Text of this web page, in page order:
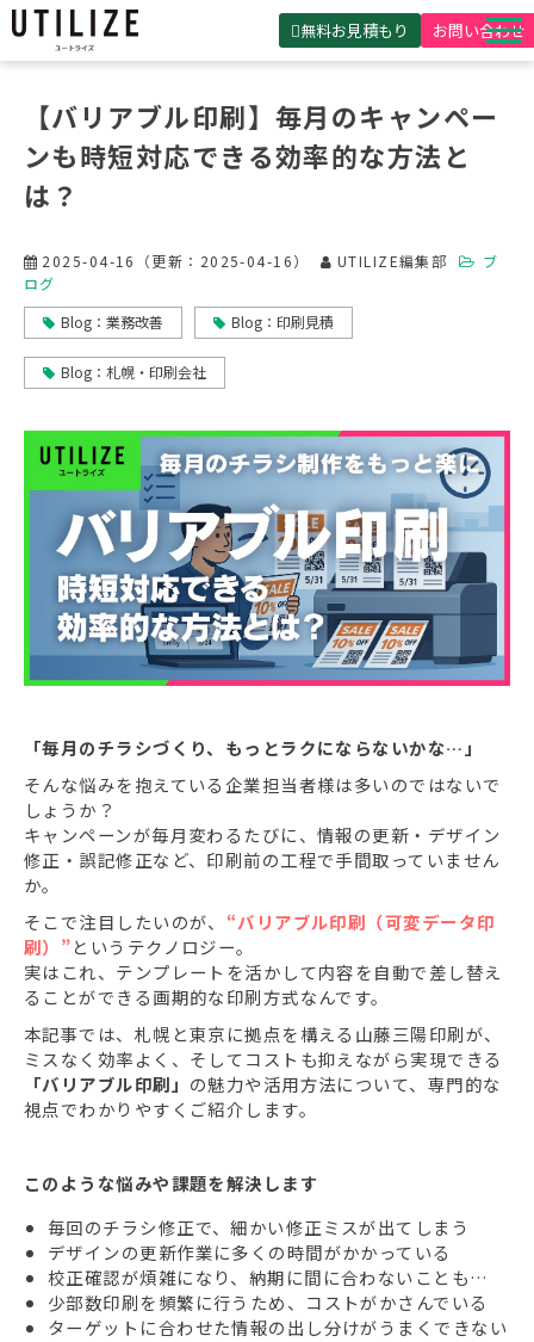
無料お見積もり お問い合わせ
製品・サービス
会社概要
【バリアブル印刷】毎月のキャンペー
ンも時短対応できる効率的な方法と
は？
2025-04-16 （更新： 2025-04-16） UTILIZE編集部
ブ
ログ
Blog：業務改善
Blog：印刷見積
Blog：札幌・印刷会社
「毎月のチラシづくり、もっとラクにならないかな…」
そんな悩みを抱えている企業担当者様は多いのではないで
しょうか？
キャンペーンが毎月変わるたびに、情報の更新・デザイン
修正・誤記修正など、印刷前の工程で手間取っていません
か。
そこで注目したいのが、 “バリアブル印刷（可変データ印
刷）”というテクノロジー。
実はこれ、テンプレートを活かして内容を自動で差し替え
ることができる画期的な印刷方式なんです。
本記事では、札幌と東京に拠点を構える山藤三陽印刷が、
ミスなく効率よく、そしてコストも抑えながら実現できる
「バリアブル印刷」 の魅力や活用方法について、専門的な
視点でわかりやすくご紹介します。
このような悩みや課題を解決します
毎回のチラシ修正で、細かい修正ミスが出てしまう
デザインの更新作業に多くの時間がかかっている
校正確認が煩雑になり、納期に間に合わないことも…
少部数印刷を頻繁に行うため、コストがかさんでいる
ターゲットに合わせた情報の出し分けがうまくできない